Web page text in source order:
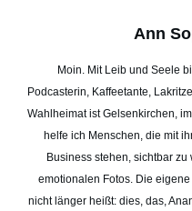
Ann
Moin. Mit Leib und Seele
Podcasterin, Kaffeetante,
Wahlheimat ist Gelsenkirchen,
helfe ich Menschen, die mit
Business stehen, sichtbar zu
emotionalen Fotos. Die
nicht länger heißt: dies, das,